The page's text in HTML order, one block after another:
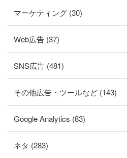
マーケティング (30)
Web広告 (37)
SNS広告 (481)
その他広告・ツールなど (143)
Google Analytics (83)
ネタ (283)